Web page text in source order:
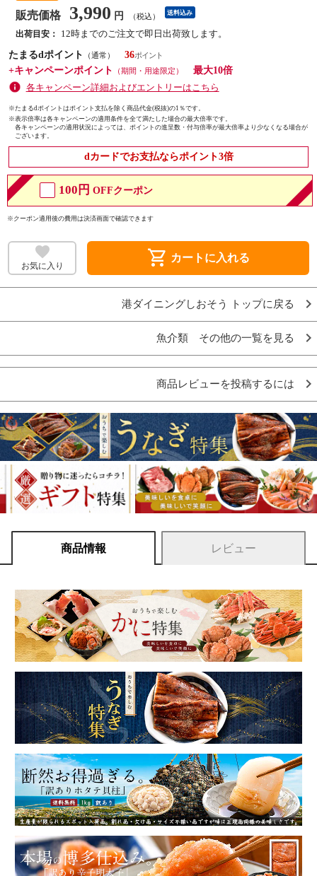
販売価格 3,990 円 （税込） 送料込み
出荷目安：
12時までのご注文で即日出荷致します。
たまるdポイント
（通常）
36
+キャンペーンポイント
（期間・用途限定）
最大10倍
各キャンペーン詳細およびエントリーはこちら
※たまるdポイントはポイント支払を除く商品代金(税抜)の1％です。
※表示倍率は各キャンペーンの適用条件を全て満たした場合の最大倍率です。
各キャンペーンの適用状況によっては、ポイントの進呈数・付与倍率が最大倍率より少なくなる場合が
ございます。
dカードでお支払ならポイント3倍
100円 OFFクーポン
※クーポン適用後の費用は決済画面で確認できます
お気に入り shopping_cart カートに入れる
港ダイニングしおそう トップに戻る
魚介類 その他の一覧を見る
商品レビューを投稿するには
商品情報 レビュー